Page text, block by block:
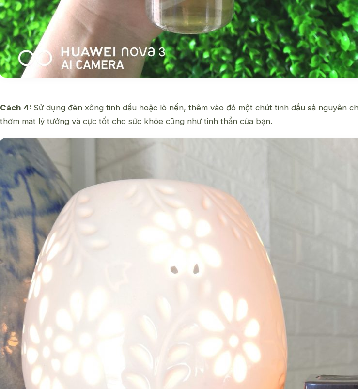
Cách 4: Sử dụng đèn xông tinh dầu hoặc lò nến, thêm vào đó một chút tinh dầu sả nguyên
thơm mát lý tưởng và cực tốt cho sức khỏe cũng như tinh thần của bạn.